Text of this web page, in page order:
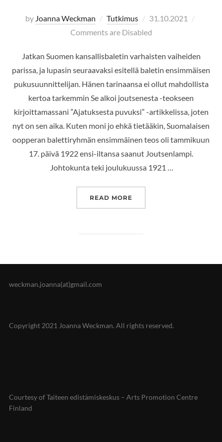
by Joanna Weckman Tutkimus
Posted
on
31.10.2021
Comments are Disabled
Jatkan Suomen kansallisbaletin varhaisten vaiheiden
parissa, ja lupasin seuraavaksi esitellä baletin ensimmäisen
pukusuunnittelijan. Hänen tarinaansa ei ollut mahdollista
kertoa tarkemmin Se alkoi joutsenesta -teokseen
kirjoittamassani ”Ajatuksesta puvuksi” -artikkelissa, joten
nyt on sen aika. Kuten moni jo ehkä tietääkin, Suomalaisen
oopperan balettiryhmän ensimmäinen teos oli tammikuun
17. päivä 1922 ensi-iltansa saanut Joutsenlampi.
Johtokunta teki joulukuussa 1921 …
READ MORE
weckman.joanna(at)gmail.com
Copyright 2021 Joanna Weckman. All rights reserved.
Courtesy of Taiteen edistämiskeskus – Arts Promotion Centre
Finland